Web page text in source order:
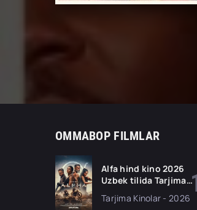
OMMABOP FILMLAR
Alfa hind kino 2026
Uzbek tilida Tarjima
skachat
Tarjima Kinolar - 2026